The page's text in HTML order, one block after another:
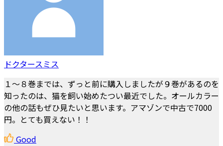
ドクタースミス
１～８巻までは、ずっと前に購入しましたが９巻があるのを
知ったのは、猫を飼い始めたつい最近でした。オールカラー
の他の話もぜひ見たいと思います。アマゾンで中古で7000
円。とても買えない！！
Good